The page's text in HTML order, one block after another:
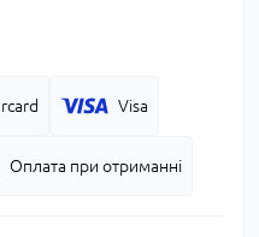
Visa
Оплата при отриманні